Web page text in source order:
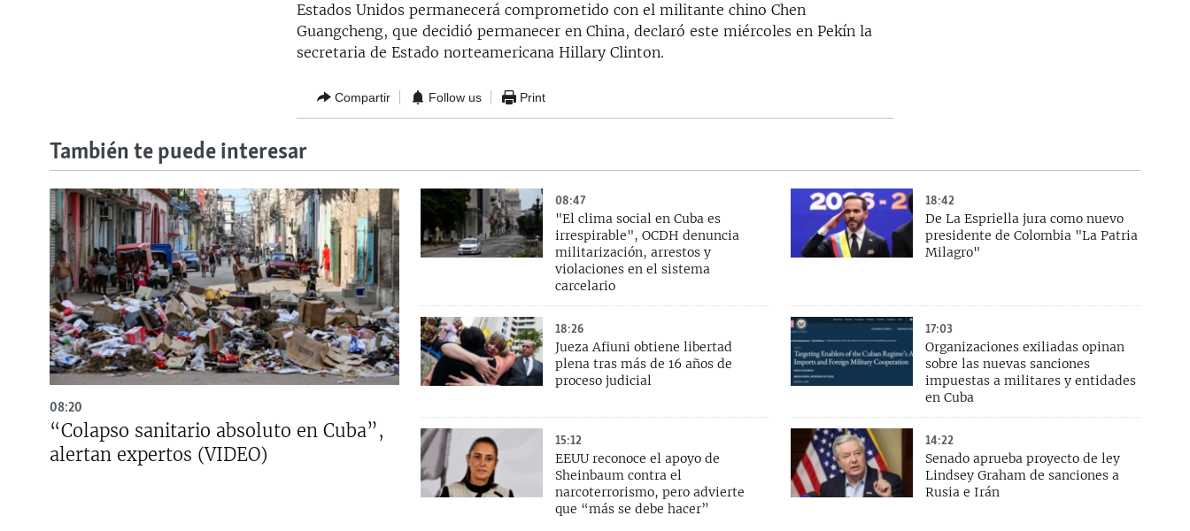
Estados Unidos permanecerá comprometido con el militante chino Chen
Guangcheng, que decidió permanecer en China, declaró este miércoles en Pekín la
secretaria de Estado norteamericana Hillary Clinton.
Compartir Follow us Print
También te puede interesar
08:20
“Colapso sanitario absoluto en Cuba”,
alertan expertos (VIDEO)
08:47
"El clima social en Cuba es
irrespirable", OCDH denuncia
militarización, arrestos y
violaciones en el sistema
carcelario
18:42
De La Espriella jura como nuevo
presidente de Colombia "La Patria
Milagro"
18:26
Jueza Afiuni obtiene libertad
plena tras más de 16 años de
proceso judicial
17:03
Organizaciones exiliadas opinan
sobre las nuevas sanciones
impuestas a militares y entidades
en Cuba
15:12
EEUU reconoce el apoyo de
Sheinbaum contra el
narcoterrorismo, pero advierte
que “más se debe hacer”
14:22
Senado aprueba proyecto de ley
Lindsey Graham de sanciones a
Rusia e Irán